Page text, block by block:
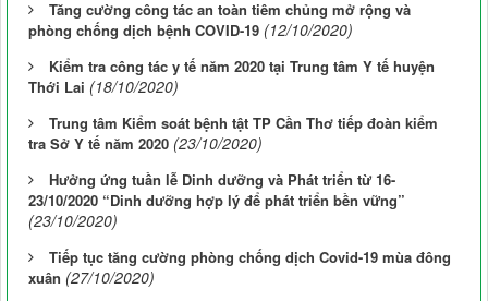
Tăng cường công tác an toàn tiêm chủng mở rộng và
phòng chống dịch bệnh COVID-19 (12/10/2020)
Kiểm tra công tác y tế năm 2020 tại Trung tâm Y tế huyện
Thới Lai (18/10/2020)
Trung tâm Kiểm soát bệnh tật TP Cần Thơ tiếp đoàn kiểm
tra Sở Y tế năm 2020 (23/10/2020)
Hưởng ứng tuần lễ Dinh dưỡng và Phát triển từ 16-
23/10/2020 “Dinh dưỡng hợp lý để phát triển bền vững”
(23/10/2020)
Tiếp tục tăng cường phòng chống dịch Covid-19 mùa đông
xuân (27/10/2020)